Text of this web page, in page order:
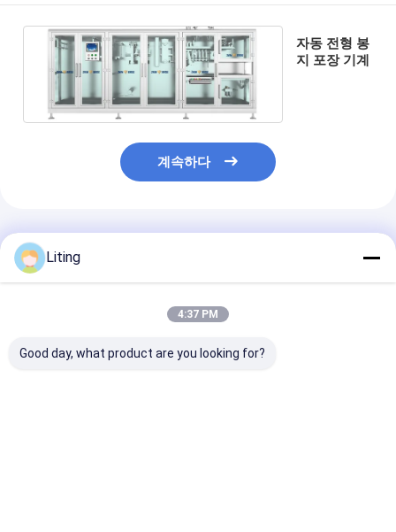
자동 전형 봉
지 포장 기계
계속하다
추천된 제품
Liting
4:37 PM
Good day, what product are you looking for?